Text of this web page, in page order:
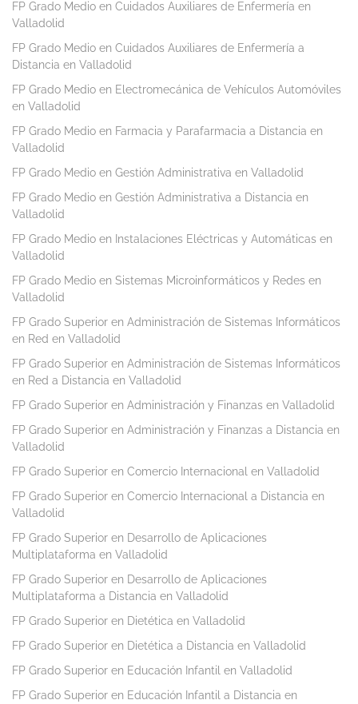
FP Grado Medio en Cuidados Auxiliares de Enfermería en
Valladolid
FP Grado Medio en Cuidados Auxiliares de Enfermería a
Distancia en Valladolid
FP Grado Medio en Electromecánica de Vehículos Automóviles
en Valladolid
FP Grado Medio en Farmacia y Parafarmacia a Distancia en
Valladolid
FP Grado Medio en Gestión Administrativa en Valladolid
FP Grado Medio en Gestión Administrativa a Distancia en
Valladolid
FP Grado Medio en Instalaciones Eléctricas y Automáticas en
Valladolid
FP Grado Medio en Sistemas Microinformáticos y Redes en
Valladolid
FP Grado Superior en Administración de Sistemas Informáticos
en Red en Valladolid
FP Grado Superior en Administración de Sistemas Informáticos
en Red a Distancia en Valladolid
FP Grado Superior en Administración y Finanzas en Valladolid
FP Grado Superior en Administración y Finanzas a Distancia en
Valladolid
FP Grado Superior en Comercio Internacional en Valladolid
FP Grado Superior en Comercio Internacional a Distancia en
Valladolid
FP Grado Superior en Desarrollo de Aplicaciones
Multiplataforma en Valladolid
FP Grado Superior en Desarrollo de Aplicaciones
Multiplataforma a Distancia en Valladolid
FP Grado Superior en Dietética en Valladolid
FP Grado Superior en Dietética a Distancia en Valladolid
FP Grado Superior en Educación Infantil en Valladolid
FP Grado Superior en Educación Infantil a Distancia en